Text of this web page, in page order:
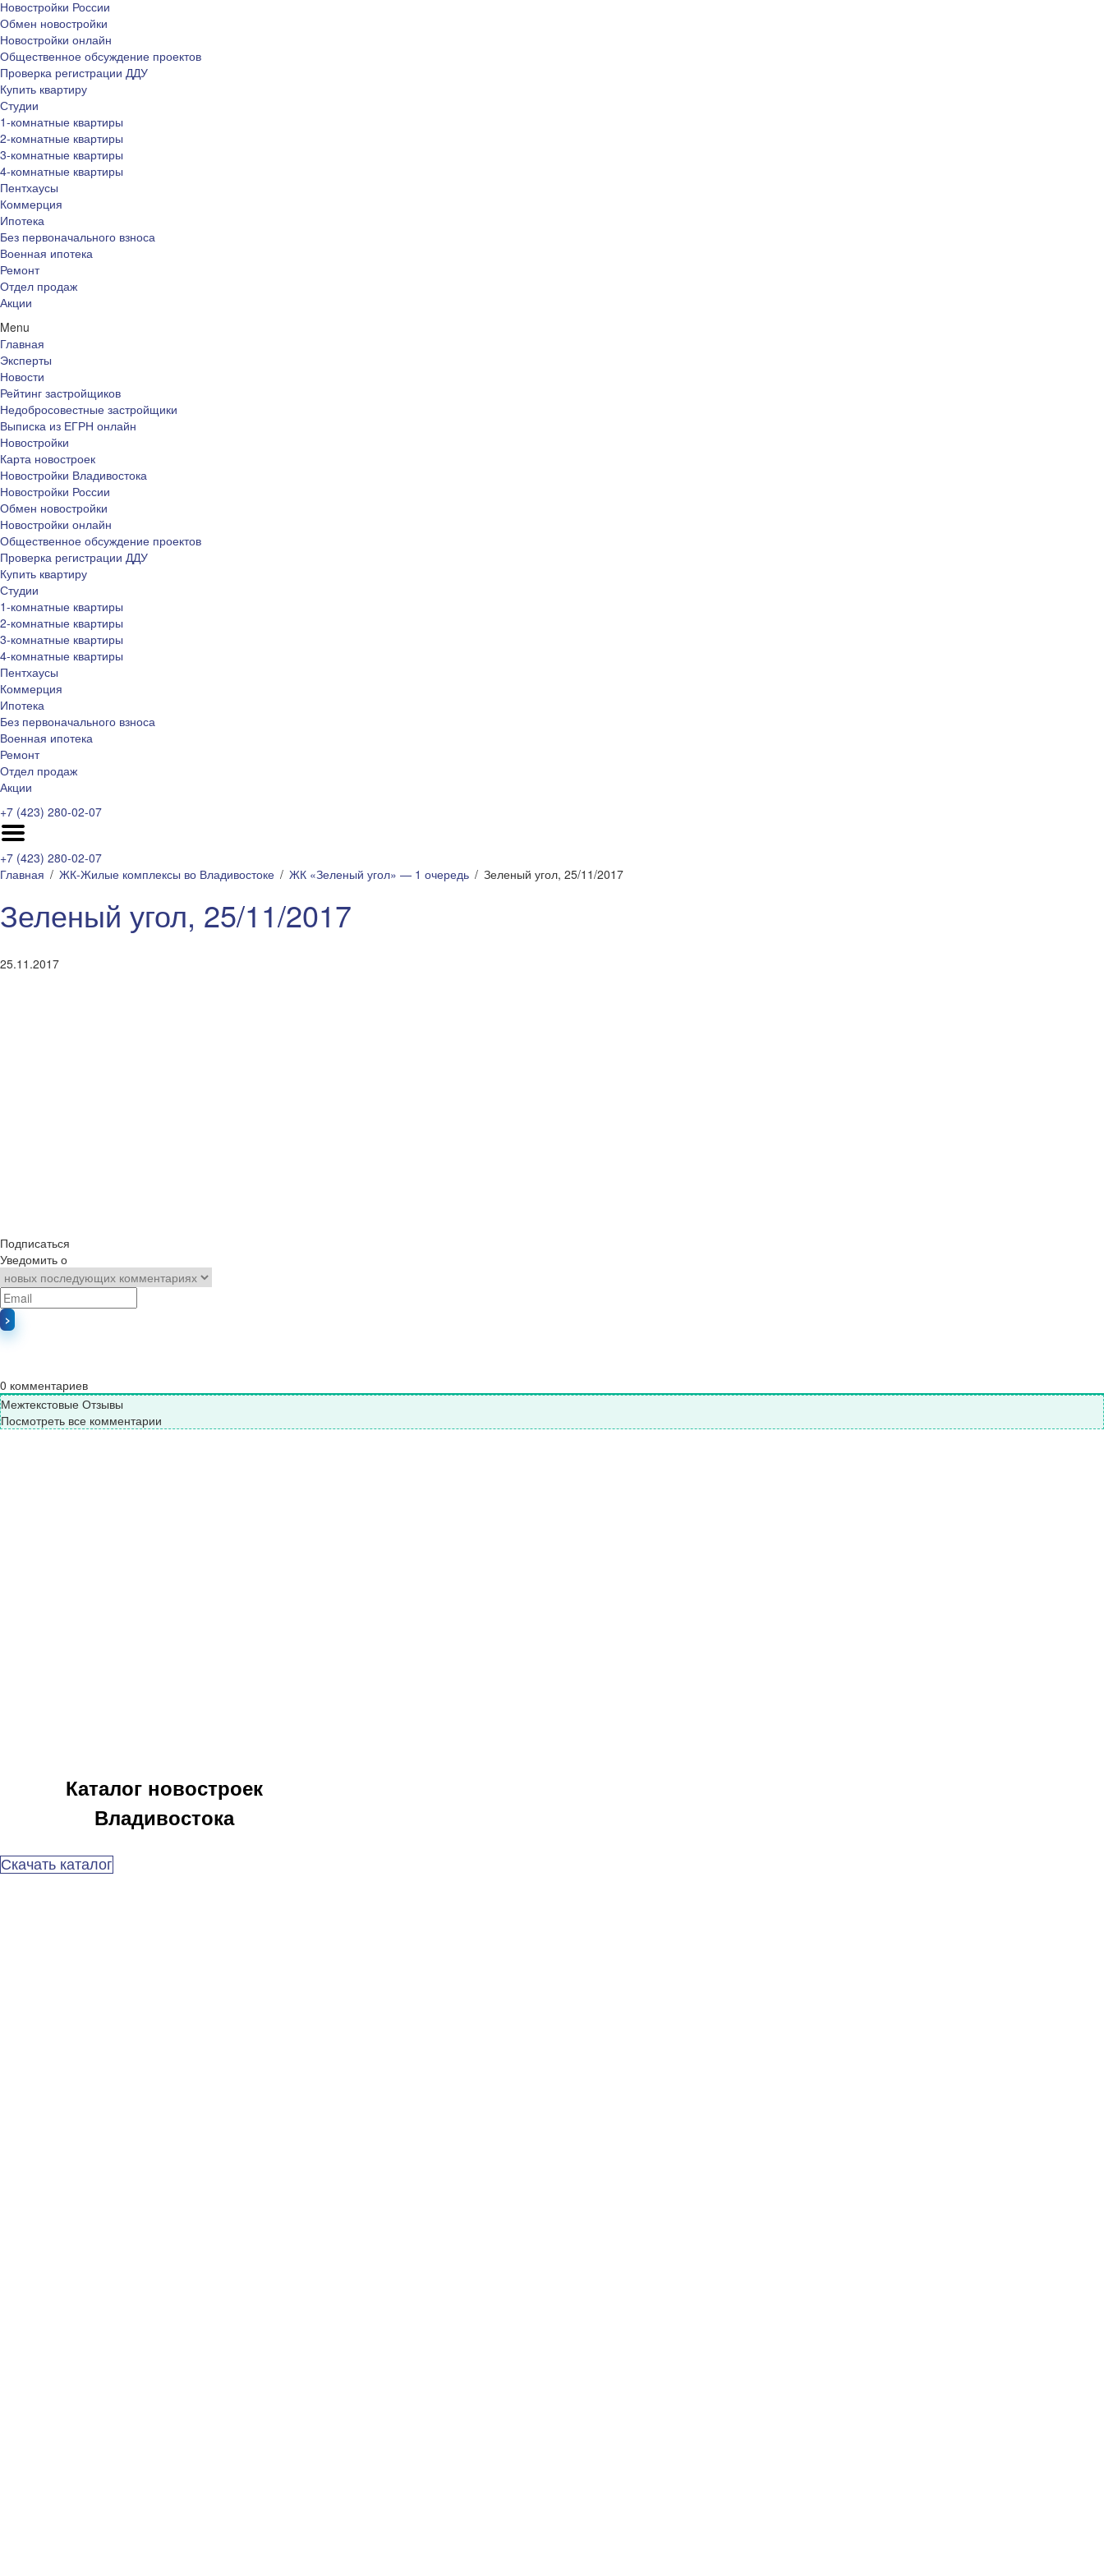
Новостройки России
Обмен новостройки
Новостройки онлайн
Общественное обсуждение проектов
Проверка регистрации ДДУ
Купить квартиру
Студии
1-комнатные квартиры
2-комнатные квартиры
3-комнатные квартиры
4-комнатные квартиры
Пентхаусы
Коммерция
Ипотека
Без первоначального взноса
Военная ипотека
Ремонт
Отдел продаж
Акции
Menu
Главная
Эксперты
Новости
Рейтинг застройщиков
Недобросовестные застройщики
Выписка из ЕГРН онлайн
Новостройки
Карта новостроек
Новостройки Владивостока
Новостройки России
Обмен новостройки
Новостройки онлайн
Общественное обсуждение проектов
Проверка регистрации ДДУ
Купить квартиру
Студии
1-комнатные квартиры
2-комнатные квартиры
3-комнатные квартиры
4-комнатные квартиры
Пентхаусы
Коммерция
Ипотека
Без первоначального взноса
Военная ипотека
Ремонт
Отдел продаж
Акции
+7 (423) 280-02-07
+7 (423) 280-02-07
Главная
ЖК-Жилые комплексы во Владивостоке ЖК «Зеленый угол» — 1 очередь Зеленый угол, 25/11/2017
Зеленый угол, 25/11/2017
25.11.2017
Подписаться
Уведомить о
0 комментариев
Межтекстовые Отзывы
Посмотреть все комментарии
Каталог новостроек
Владивостока
Скачать каталог